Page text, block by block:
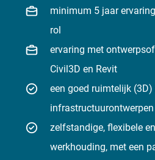
minimum 5 jaar
rol
ervaring met
Civil3D en Revit
een goed ruimtelijk
infrastructuurontwerpen
zelfstandige, flexibele
werkhouding, met een